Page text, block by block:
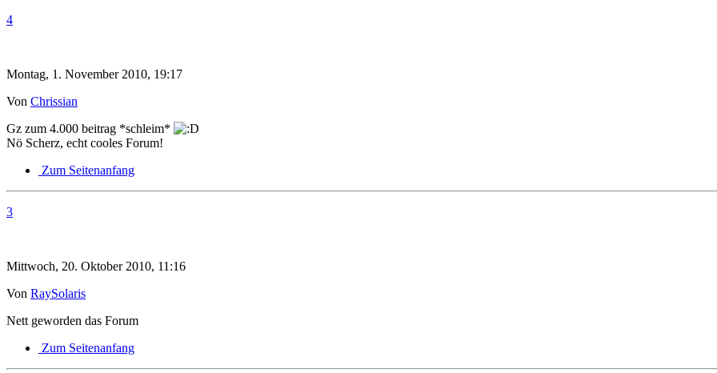
4
Montag, 1. November 2010, 19:17
Von Chrissian
Gz zum 4.000 beitrag *schleim*
Nö Scherz, echt cooles Forum!
Zum Seitenanfang
3
Mittwoch, 20. Oktober 2010, 11:16
Von RaySolaris
Nett geworden das Forum
Zum Seitenanfang